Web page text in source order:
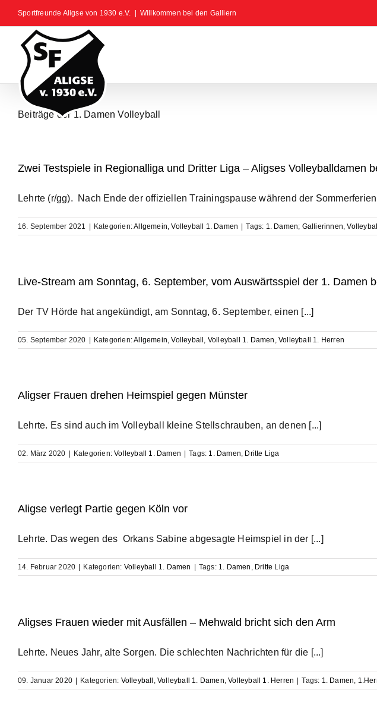
springen
Sportfreunde Aligse von 1930 e.V. Willkommen bei den Galliern
Beiträge der 1. Damen Volleyball
Zwei Testspiele in Regionalliga und Dritter Liga – Aligses Volleyballdamen
Lehrte (r/gg). Nach Ende der offiziellen Trainingspause während der Sommerferien
16. September 2021 Kategorien:Allgemein,Volleyball 1. Damen Tags: 1. Damen; Gallierinnen,Volleyball
Live-Stream am Sonntag, 6. September, vom Auswärtsspiel der 1. Damen
Der TV Hörde hat angekündigt, am Sonntag, 6. September, einen [...]
05. September 2020 Kategorien:Allgemein,Volleyball , Volleyball 1. Damen ,Volleyball 1. Herren
Aligser Frauen drehen Heimspiel gegen Münster
Lehrte. Es sind auch im Volleyball kleine Stellschrauben, an denen [...]
02. März 2020 Kategorien:Volleyball 1. Damen Tags: 1. Damen, Dritte Liga
Aligse verlegt Partie gegen Köln vor
Lehrte. Das wegen des Orkans Sabine abgesagte Heimspiel in der [...]
14. Februar 2020 Kategorien: Volleyball 1. Damen Tags: 1. Damen , Dritte Liga
Aligses Frauen wieder mit Ausfällen – Mehwald bricht sich den Arm
Lehrte. Neues Jahr, alte Sorgen. Die schlechten Nachrichten für die [...]
09. Januar 2020 Kategorien: Volleyball ,Volleyball 1. Damen,Volleyball 1. Herren Tags: 1. Damen,